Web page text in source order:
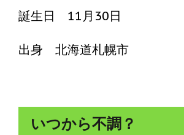
誕生日 11月30日
出身 北海道札幌市
いつから不調？